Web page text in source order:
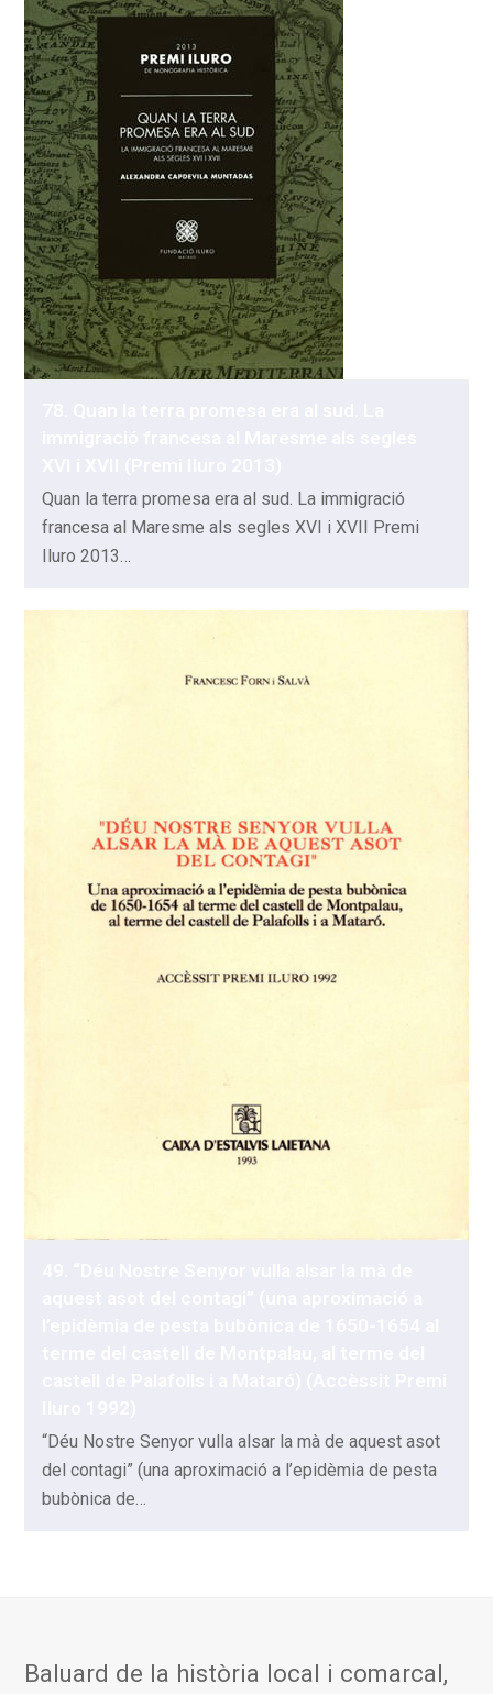
Quan la terra promesa era al sud. La immigració
francesa al Maresme als segles XVI i XVII Premi
Iluro 2013…
“Déu Nostre Senyor vulla alsar la mà de aquest asot
del contagi” (una aproximació a l’epidèmia de pesta
bubònica de…
Baluard de la història local i comarcal,